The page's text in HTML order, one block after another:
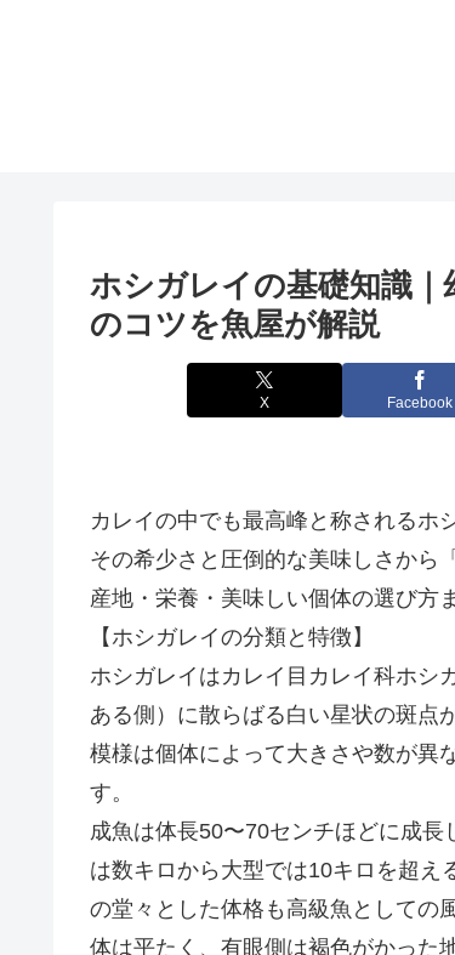
ホシガレイの基礎知識｜
のコツを魚屋が解説
X Facebook
カレイの中でも最高峰と称されるホ
その希少さと圧倒的な美味しさから
産地・栄養・美味しい個体の選び方
【ホシガレイの分類と特徴】
ホシガレイはカレイ目カレイ科ホシ
ある側）に散らばる白い星状の斑点
模様は個体によって大きさや数が異
す。
成魚は体長50〜70センチほどに成
は数キロから大型では10キロを超え
の堂々とした体格も高級魚としての
体は平たく、有眼側は褐色がかった